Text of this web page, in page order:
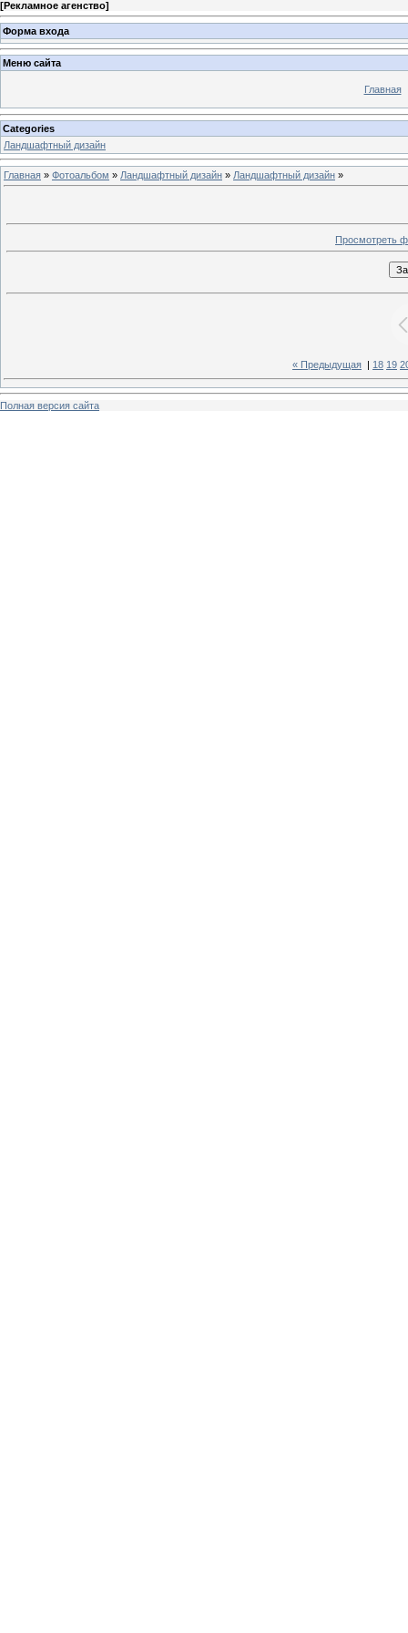
[Рекламное агенство]
Форма входа
Меню сайта
Главная
Categories
Ландшафтный дизайн
Главная » Фотоальбом » Ландшафтный дизайн » Ландшафтный дизайн »
Просмотреть
« Предыдущая 18 19
Полная версия сайта